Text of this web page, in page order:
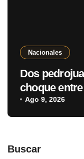
Nacionales
Dos
choque
camiones en
Ago 9, 2026
Buscar